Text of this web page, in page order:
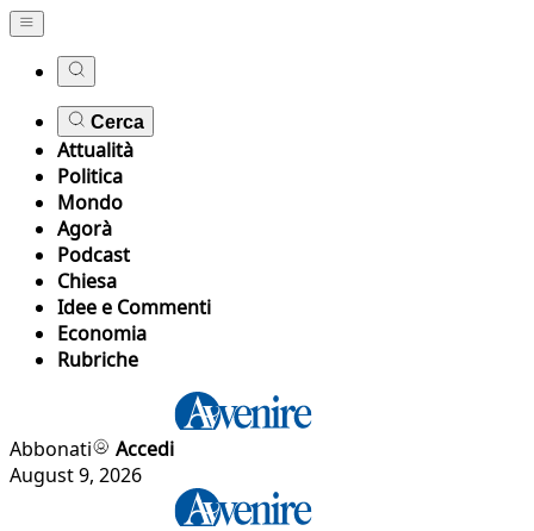
Cerca
Attualità
Politica
Mondo
Agorà
Podcast
Chiesa
Idee e Commenti
Economia
Rubriche
Abbonati
Accedi
August 9, 2026